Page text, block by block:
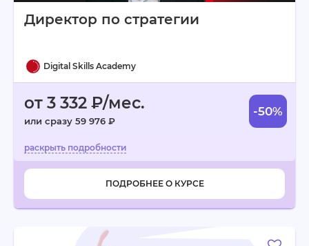
Директор по стратегии
Digital Skills Academy
от 3 332 ₽/мес.
или сразу 59 976 ₽
-50%
ПОДРОБНЕЕ О КУРСЕ